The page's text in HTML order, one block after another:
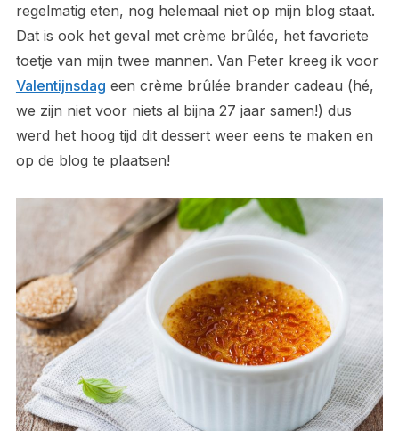
regelmatig eten, nog helemaal niet op mijn blog staat.
Dat is ook het geval met crème brûlée, het favoriete
toetje van mijn twee mannen. Van Peter kreeg ik voor
Valentijnsdag een crème brûlée brander cadeau (hé,
we zijn niet voor niets al bijna 27 jaar samen!) dus
werd het hoog tijd dit dessert weer eens te maken en
op de blog te plaatsen!